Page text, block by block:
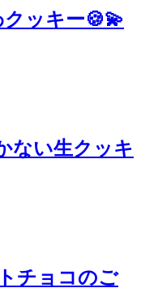
ッキー🍪💫
ない生クッキ
チョコのご